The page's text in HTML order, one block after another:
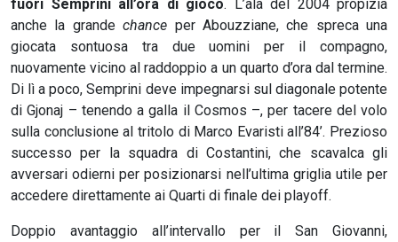
fuori Semprini all’ora di gioco. L’ala del 2004 propizia
anche la grandechance per Abouzziane, che spreca una
giocata sontuosa tra due uomini per il compagno,
nuovamente vicino al raddoppio a un quarto d’ora dal termine.
Di lì a poco, Semprini deve impegnarsi sul diagonale potente
di Gjonaj – tenendo a galla il Cosmos –, per tacere del volo
sulla conclusione al tritolo di Marco Evaristi all’84’. Prezioso
successo per la squadra di Costantini, che scavalca gli
avversari odierni per posizionarsi nell’ultima griglia utile per
accedere direttamente ai Quarti di finale dei playoff.
Doppio avantaggio all’intervallo per il San Giovanni,